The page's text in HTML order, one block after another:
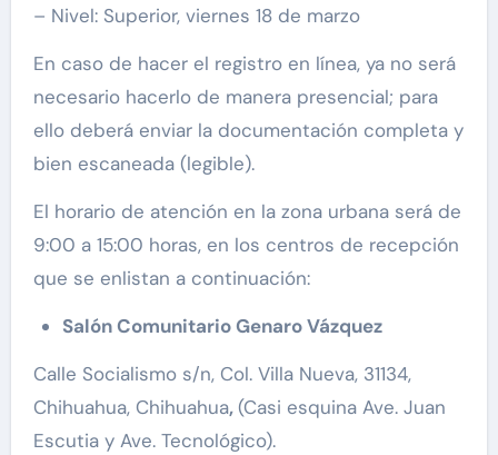
– Nivel: Superior, viernes 18 de marzo
En caso de hacer el registro en línea, ya no será
necesario hacerlo de manera presencial; para
ello deberá enviar la documentación completa y
bien escaneada (legible).
El horario de atención en la zona urbana será de
9:00 a 15:00 horas, en los centros de recepción
que se enlistan a continuación:
Salón Comunitario Genaro Vázquez
Calle Socialismo s/n, Col. Villa Nueva, 31134,
Chihuahua, Chihuahua,(Casi esquina Ave. Juan
Escutia y Ave. Tecnológico).